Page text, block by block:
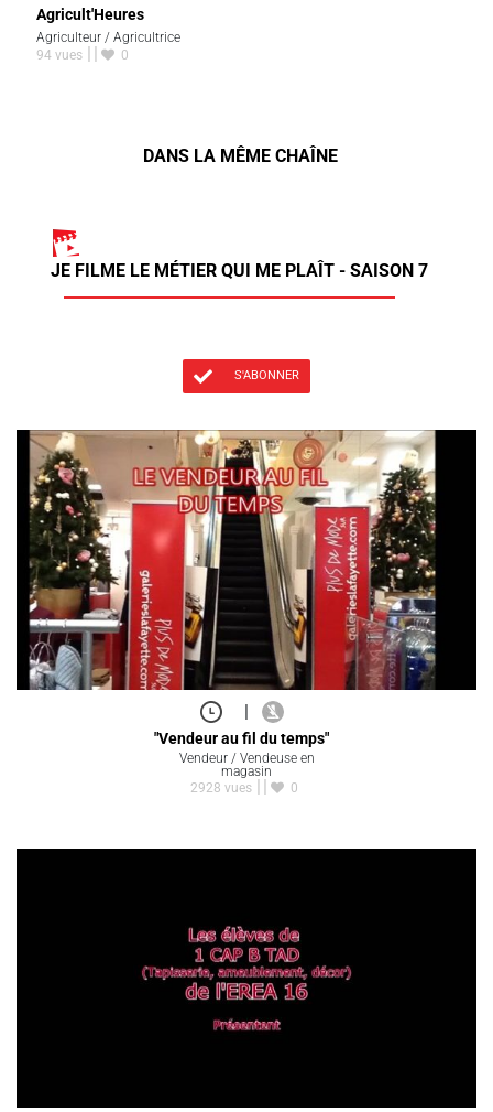
Agricult'Heures
Agriculteur / Agricultrice
94 vues
0
DANS LA MÊME CHAÎNE
JE FILME LE MÉTIER QUI ME PLAÎT - SAISON 7
S'ABONNER
|
"Vendeur au fil du temps"
Vendeur / Vendeuse en
magasin
2928 vues
0